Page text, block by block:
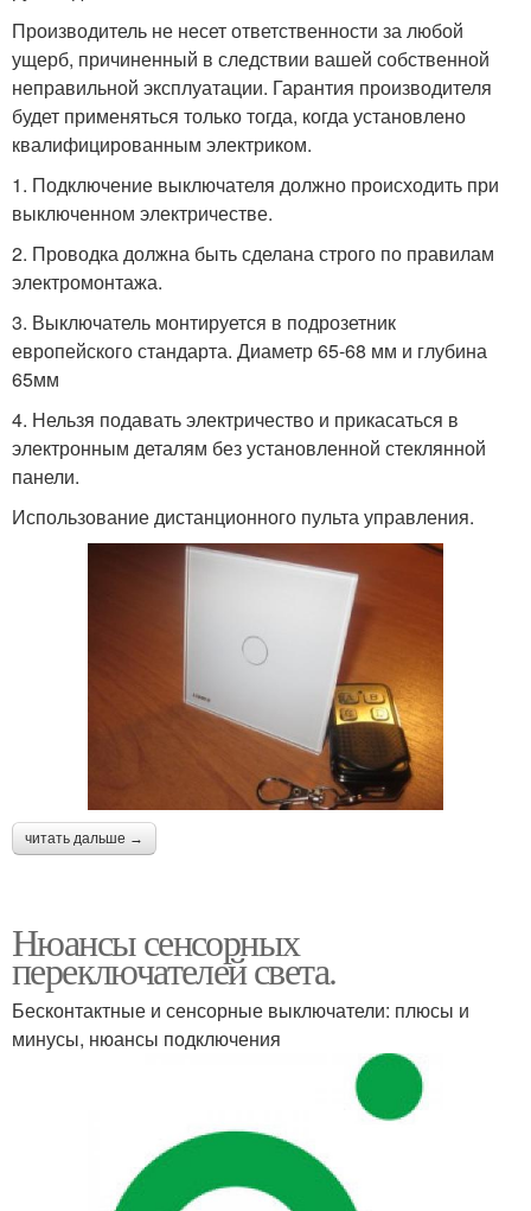
Производитель не несет ответственности за любой
ущерб, причиненный в следствии вашей собственной
неправильной эксплуатации. Гарантия производителя
будет применяться только тогда, когда установлено
квалифицированным электриком.
1. Подключение выключателя должно происходить при
выключенном электричестве.
2. Проводка должна быть сделана строго по правилам
электромонтажа.
3. Выключатель монтируется в подрозетник
европейского стандарта. Диаметр 65-68 мм и глубина
65мм
4. Нельзя подавать электричество и прикасаться в
электронным деталям без установленной стеклянной
панели.
Использование дистанционного пульта управления.
читать дальше →
Нюансы сенсорных
переключателей света.
Бесконтактные и сенсорные выключатели: плюсы и
минусы, нюансы подключения